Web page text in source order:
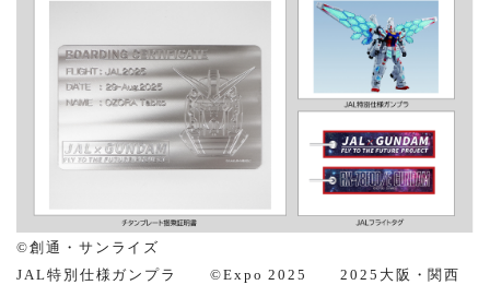
©創通・サンライズ
JAL特別仕様ガンプラ ©Expo 2025 2025大阪・関西